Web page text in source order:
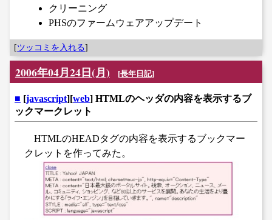
クリーニング
PHSのファームウェアアップデート
[ツッコミを入れる]
2006年04月24日(月) [長年日記]
■ [javascript][web] HTMLのヘッダの内容を表示するブ
ックマークレット
HTMLのHEADタグの内容を表示するブックマー
クレットを作ってみた。